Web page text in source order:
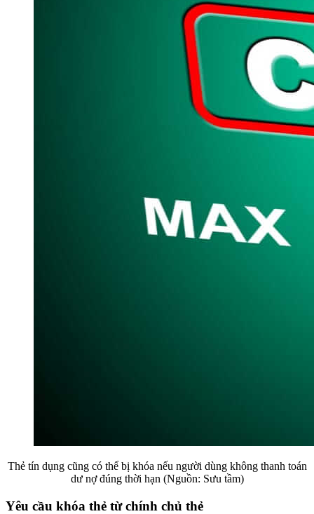
Thẻ tín dụng cũng có thể bị khóa nếu người dùng không thanh toán
dư nợ đúng thời hạn (Nguồn: Sưu tầm)
Yêu cầu khóa thẻ từ chính chủ thẻ